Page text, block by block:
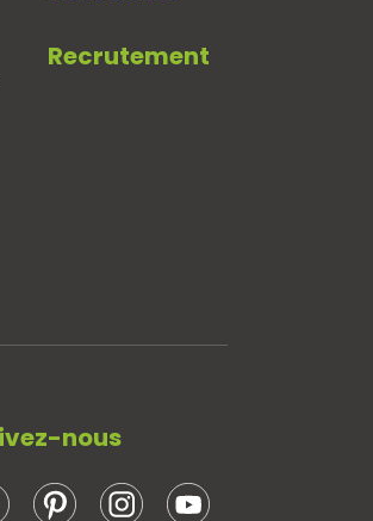
Recrutement
nous